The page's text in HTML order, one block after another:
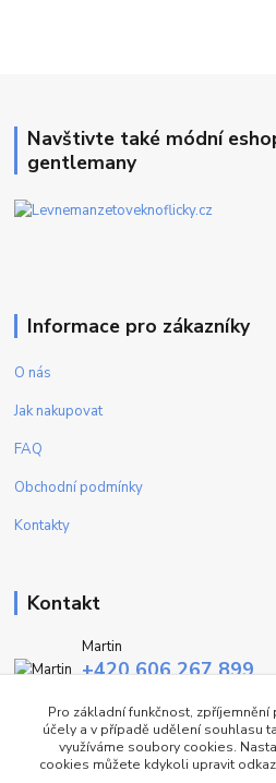
Navštivte také módní
gentlemany
Informace pro zákazníky
O nás
Jak nakupovat
FAQ
Obchodní podmínky
Kontakty
Kontakt
Martin
+420 606 267 899
info@fashiontrend.cz
Pro základní funkčnost,
účely a v případě udělení souhlasu
využíváme soubory cookies.
cookies můžete kdykoli upravit